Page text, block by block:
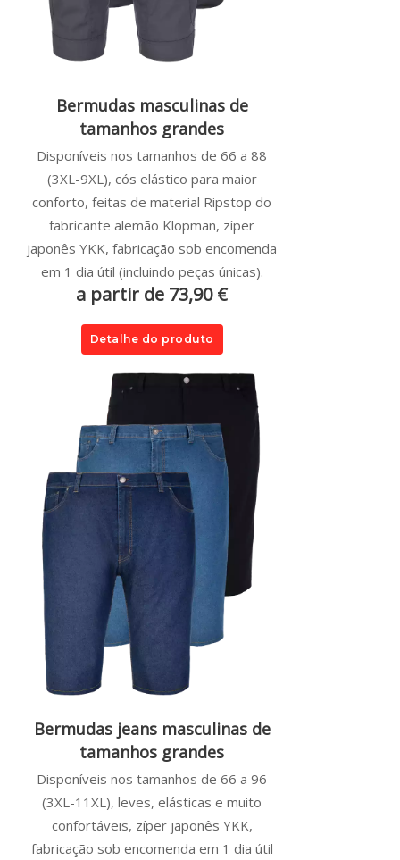
Bermudas masculinas de
tamanhos grandes
Disponíveis nos tamanhos de 66 a 88
(3XL-9XL), cós elástico para maior
conforto, feitas de material Ripstop do
fabricante alemão Klopman, zíper
japonês YKK, fabricação sob encomenda
em 1 dia útil (incluindo peças únicas).
a partir de 73,90 €
Detalhe do produto
Bermudas jeans masculinas de
tamanhos grandes
Disponíveis nos tamanhos de 66 a 96
(3XL-11XL), leves, elásticas e muito
confortáveis, zíper japonês YKK,
fabricação sob encomenda em 1 dia útil